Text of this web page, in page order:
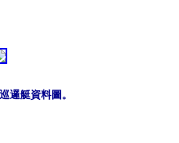
邏艇資料圖。